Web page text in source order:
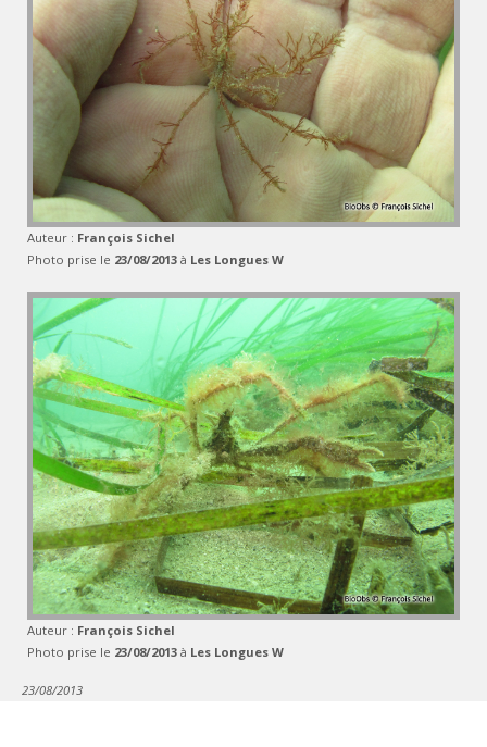
Auteur : François Sichel
Photo prise le 23/08/2013 à Les Longues W
Auteur : François Sichel
Photo prise le 23/08/2013 à Les Longues W
23/08/2013